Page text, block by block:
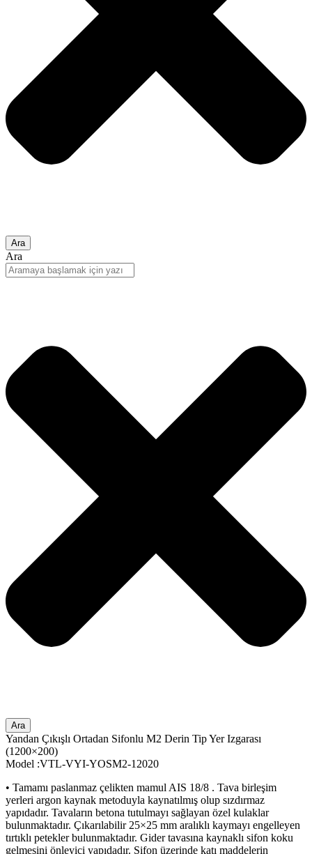
Ara
Ara
Ara
Yandan Çıkışlı Ortadan Sifonlu M2 Derin Tip Yer Izgarası
(1200×200)
Model :VTL-VYI-YOSM2-12020
• Tamamı paslanmaz çelikten mamul AIS 18/8 . Tava birleşim
yerleri argon kaynak metoduyla kaynatılmış olup sızdırmaz
yapıdadır. Tavaların betona tutulmayı sağlayan özel kulaklar
bulunmaktadır. Çıkarılabilir 25×25 mm aralıklı kaymayı engelleyen
tırtıklı petekler bulunmaktadır. Gider tavasına kaynaklı sifon koku
gelmesini önleyici yapıdadır. Sifon üzerinde katı maddelerin